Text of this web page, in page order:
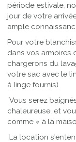
période estivale,
jour de votre
ample
Pour votre
dans vos armoires
chargerons du
votre sac avec le
à linge fournis).
Vous serez
chaleureuse, et
comme « à la
La location